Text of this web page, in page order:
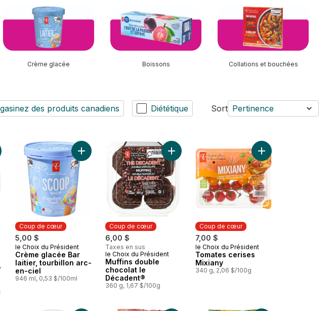
Crème glacée Boissons Collations et bouchées
des produits canadiens Diététique Sort Pertinence
chocolat le Décadent® au panier Ajouter Eau pétillante saveur fruit de la passion et goyave au panier
Coup de cœur
5,00 $
Coup de cœur
le Choix du Président
Crème glacée Bar
laitier, tourbillon arc-
en-ciel
946 ml, 0,53 $/100ml
Ajouter Crème glacée Bar laitier, tourbillon arc-en-ciel au panier
Coup de cœur
6,00 $
Taxes en sus
Coup de cœur
le Choix du Président
Muffins double
chocolat le
Décadent®
360 g, 1,67 $/100g
Ajouter Muffins double chocolat le Décadent®
Coup de cœur
7,00 $
Coup de cœur
le Choix du Président
Tomates cerises
Mixiany
340 g, 2,06 $/100g